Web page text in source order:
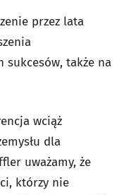
przez lata
także na
wciąż
dla
uważamy, że
którzy nie